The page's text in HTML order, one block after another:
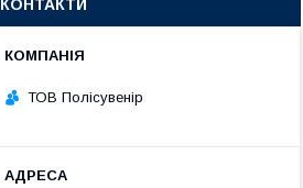
КОНТАКТИ
ТОВ Полісувенір